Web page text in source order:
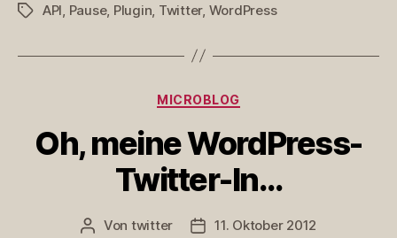
Schlagwörter
API Pause, Plugin Twitter, WordPress
Kategorien
MICROBLOG
Oh, meine WordPress-
Twitter-In…
Beitragsautor
Von twitter Veröffentlichungsdatum
11. Oktober 2012